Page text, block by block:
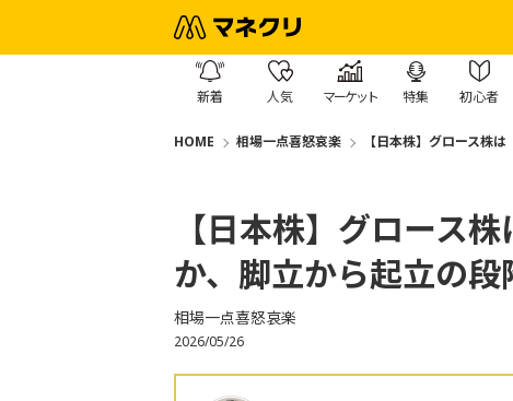
新着 人気 マーケット 特集 初心者
HOME 相場一点喜怒哀楽 【日本株】グロース株
【日本株】グロース
か、脚立から起立の段
相場一点喜怒哀楽
2026/05/26